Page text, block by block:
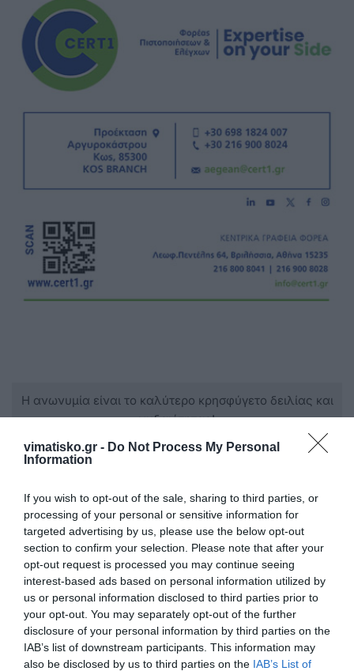
vimatisko.gr - Do Not Process My Personal
Information
If you wish to opt-out of the sale, sharing to third parties, or
processing of your personal or sensitive information for
targeted advertising by us, please use the below opt-out
section to confirm your selection. Please note that after your
opt-out request is processed you may continue seeing
interest-based ads based on personal information utilized by
us or personal information disclosed to third parties prior to
your opt-out. You may separately opt-out of the further
disclosure of your personal information by third parties on the
IAB’s list of downstream participants. This information may
also be disclosed by us to third parties on the IAB’s List of
Η ανωνυμία είναι το καλύτερο κρησφύγετο δειλίας και
χυδαιότητας!
Σχόλια 0
Πρόσθεσε ένα σχόλιο
ΟΝΟΜΑ
ΤΙΤΛΟΣ